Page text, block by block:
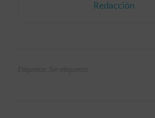
Redacción
Etiquetas: Sin etiquetas